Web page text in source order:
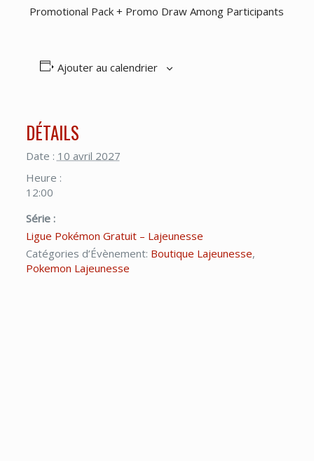
Promotional Pack + Promo Draw Among Participants
Ajouter au calendrier
DÉTAILS
Date : 10 avril 2027
Heure :
12:00
Série :
Ligue Pokémon Gratuit – Lajeunesse
Catégories d’Évènement: Boutique Lajeunesse,
Pokemon Lajeunesse